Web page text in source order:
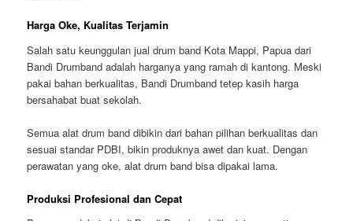
Harga Oke, Kualitas Terjamin
Salah satu keunggulanjual drum band Kota Mappi, Papua dari
Bandi Drumband adalah harganya yang ramah di kantong. Meski
pakai bahan berkualitas, Bandi Drumband tetep kasih harga
bersahabat buat sekolah.
Semua alat drum band dibikin daribahan pilihan berkualitas dan
sesuaistandar PDBI, bikin produknya awet dan kuat. Dengan
perawatan yang oke, alat drum band bisa dipakai lama.
Produksi Profesional dan Cepat